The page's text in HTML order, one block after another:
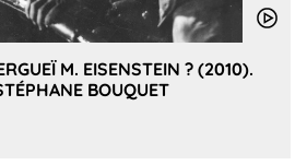
M. EISENSTEIN ? (2010).
BOUQUET